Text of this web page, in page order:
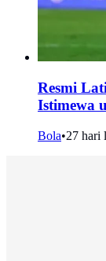
Resmi
Istimewa
Bola•27 hari